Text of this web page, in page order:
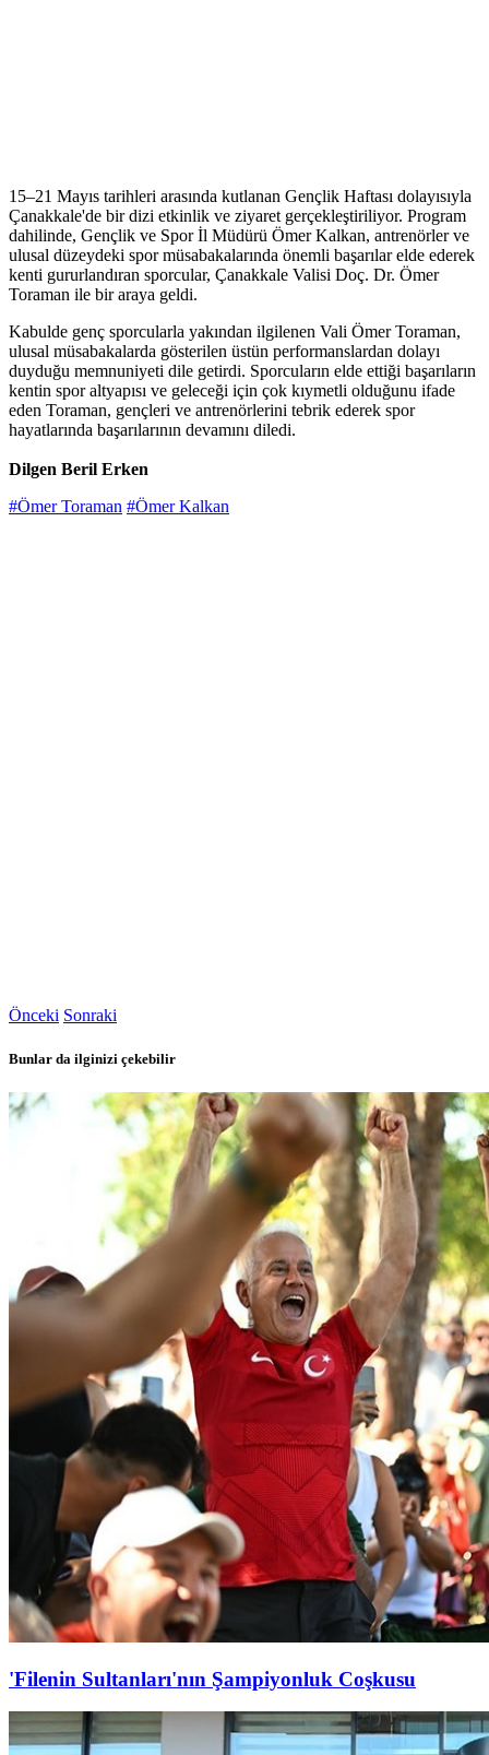
15–21 Mayıs tarihleri arasında kutlanan Gençlik Haftası dolayısıyla
Çanakkale'de bir dizi etkinlik ve ziyaret gerçekleştiriliyor. Program
dahilinde, Gençlik ve Spor İl Müdürü Ömer Kalkan, antrenörler ve
ulusal düzeydeki spor müsabakalarında önemli başarılar elde ederek
kenti gururlandıran sporcular, Çanakkale Valisi Doç. Dr. Ömer
Toraman ile bir araya geldi.
Kabulde genç sporcularla yakından ilgilenen Vali Ömer Toraman,
ulusal müsabakalarda gösterilen üstün performanslardan dolayı
duyduğu memnuniyeti dile getirdi. Sporcuların elde ettiği başarıların
kentin spor altyapısı ve geleceği için çok kıymetli olduğunu ifade
eden Toraman, gençleri ve antrenörlerini tebrik ederek spor
hayatlarında başarılarının devamını diledi.
Dilgen Beril Erken
#Ömer Toraman #Ömer Kalkan
Önceki Sonraki
Bunlar da ilginizi çekebilir
'Filenin Sultanları'nın Şampiyonluk Coşkusu